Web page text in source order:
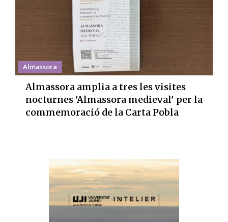
Almassora
Almassora amplia a tres les visites
nocturnes 'Almassora medieval' per la
commemoració de la Carta Pobla